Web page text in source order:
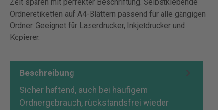
Zeit sparen mit perfekter Beschriftung. Selbstklebende
Ordneretiketten auf A4-Blättern passend für alle gängigen
Ordner. Geeignet für Laserdrucker, Inkjetdrucker und
Kopierer.
Beschreibung
Sicher haftend, auch bei häufigem
Ordnergebrauch, rückstandsfrei wieder